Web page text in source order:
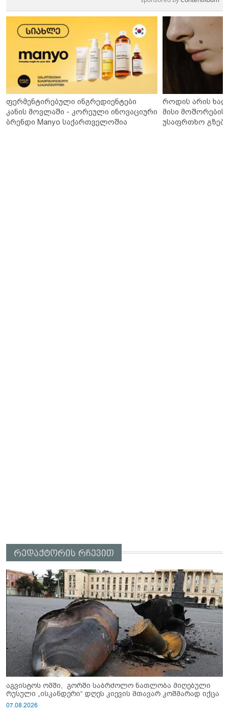
ფერმენტირებული ინგრედიენტები
კანის მოვლაში - კორეული ინოვაციური
ბრენდი Manyo საქართველოშია
როდის არის
მისი მოშორების
უსაფრთხო გზები
რედაქტორის რჩევით
აგვისტოს ომში, გორში საბრძოლო ნათლობა მიღებული
რუსული „ისკანდერი“ დღეს კიევის მთავარ კოშმარად იქცა
07.08.2026